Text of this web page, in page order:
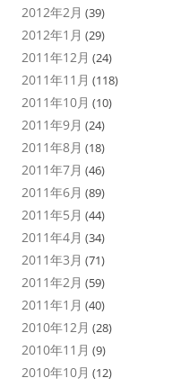
2012年2月 (39)
2012年1月 (29)
2011年12月 (24)
2011年11月 (118)
2011年10月 (10)
2011年9月 (24)
2011年8月 (18)
2011年7月 (46)
2011年6月 (89)
2011年5月 (44)
2011年4月 (34)
2011年3月 (71)
2011年2月 (59)
2011年1月 (40)
2010年12月 (28)
2010年11月 (9)
2010年10月 (12)